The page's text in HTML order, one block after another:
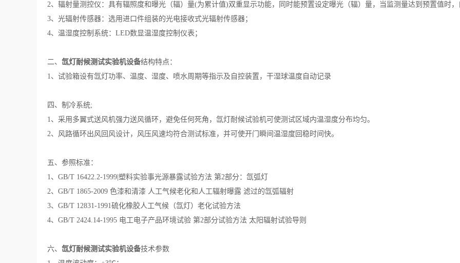
2、辐射量测控仪：具有辐照度和曝光（辐）量(为累计值)双重显示功能，同时能预置设定曝光（辐）量，当监测量达到预置值时，
3、光辐射传感器：选用进口件组装的光电接收式光辐射传感器；
4、温湿度控制系统：LED数显温湿度控制仪表；
二、 氙灯耐候测试实验机设备结构特点：
1、试验箱设有氙灯功率、温度、湿度、喷水周期等指示及自控装置，干湿球温度自动记录
四、制冷系统;
1、 采用多翼式送风机强力送风循环，避免任何死角，氙灯耐候试验机可使测试区域内温湿度分布均匀。
2、风路循环出风回风设计，风压风速均符合测试标准，并可使开门瞬间温湿度回稳时间快。
五、参照标准：
1、GB/T 16422.2-1999|塑料实验事光源暴露试验方法 第2部分：氙弧灯
2、GB/T 1865-2009 色漆和清漆 人工气候老化和人工辐射曝露 滤过的氙弧辐射
3、GB/T 12831-1991硫化橡胶人工气候（氙灯）老化试验方法
4、GB/T 2424.14-1995 电工电子产品环境试验 第2部分试验方法 太阳辐射试验导则
六、 氙灯耐候测试实验机设备技术参数